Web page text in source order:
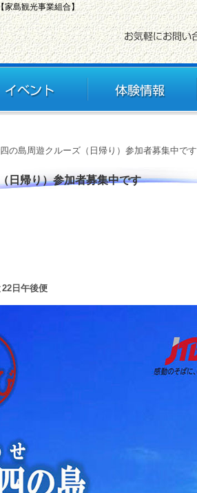
家島観光事業組合】
の島周遊クルーズ（日帰り）参加者募集中です
日帰り）参加者募集中です
日午後便